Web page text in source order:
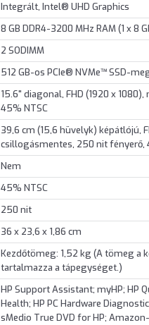
Integrált, Intel® UHD Graphics
8 GB DDR4-3200 MHz RAM (1 x 8
2 SODIMM
512 GB-os PCIe® NVMe™ SSD-
15.6" diagonal, FHD (1920 x
45% NTSC
39,6 cm (15,6 hüvelyk) képátlójú,
csillogásmentes, 250 nit fényerő,
Nem
45% NTSC
250 nit
36 x 23,6 x 1,86 cm
Kezdőtömeg: 1,52 kg (A tömeg
tartalmazza a tápegységet.)
HP Support Assistant; myHP; HP
Health; HP PC Hardware
sMedio True DVD for HP;